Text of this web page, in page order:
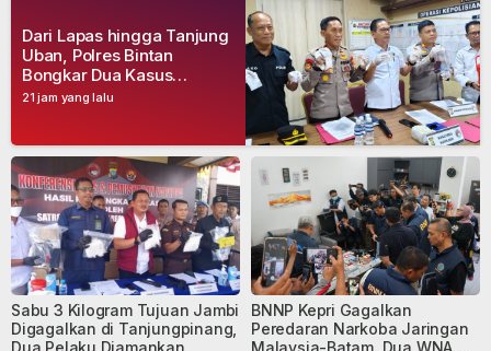
21 jam yang lalu
Dari Lapas hingga Tanjung
Uban, Polres Bintan
Bongkar Dua Kasus
Narkoba, Empat Tersangka
Sabu 3 Kilogram Tujuan Jambi
Digagalkan di Tanjungpinang,
Dua Pelaku Diamankan
BNNP Kepri Gagalkan
Peredaran Narkoba Jaringan
Malaysia-Batam, Dua WNA